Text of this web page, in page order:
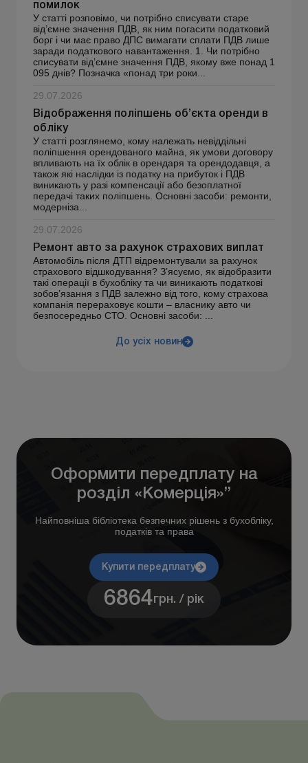
помилок
У статті розповімо, чи потрібно списувати старе
від’ємне значення ПДВ, як ним погасити податковий
борг і чи має право ДПС вимагати сплати ПДВ лише
заради податкового навантаження. 1. Чи потрібно
списувати від’ємне значення ПДВ, якому вже понад 1
095 днів? Позначка «понад три роки...
29.07.2026
Відображення поліпшень об’єкта оренди в
обліку
У статті розглянемо, кому належать невіддільні
поліпшення орендованого майна, як умови договору
впливають на їх облік в орендаря та орендодавця, а
також які наслідки із податку на прибуток і ПДВ
виникають у разі компенсації або безоплатної
передачі таких поліпшень. Основні засоби: ремонти,
модерніза...
29.07.2026
Ремонт авто за рахунок страхових виплат
Автомобіль після ДТП відремонтували за рахунок
страхового відшкодування? З’ясуємо, як відобразити
такі операції в бухобліку та чи виникають податкові
зобов’язання з ПДВ залежно від того, кому страхова
компанія перераховує кошти – власнику авто чи
безпосередньо СТО. Основні засоби: ...
До усіх новин
Оформити передплату на
розділ «Комерція»”
Найповніша бібліотека безпечних рішень з бухобліку,
податків та права
Купити передплату
6864грн. / рік